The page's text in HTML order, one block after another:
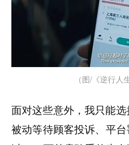
（图/《逆行人
面对这些意外，我只能
被动等待顾客投诉、平